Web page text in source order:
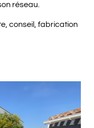
réseau.
conseil, fabrication